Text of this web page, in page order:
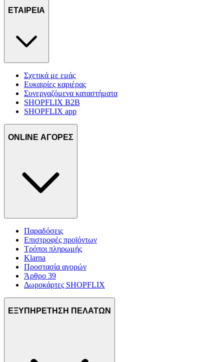
ΕΤΑΙΡΕΙΑ
Σχετικά με εμάς
Ευκαιρίες καριέρας
Συνεργαζόμενα καταστήματα
SHOPFLIX B2B
SHOPFLIX app
ONLINE ΑΓΟΡΕΣ
Παραδόσεις
Επιστροφές προϊόντων
Τρόποι πληρωμής
Klarna
Προστασία αγορών
Άρθρο 39
Δωροκάρτες SHOPFLIX
ΕΞΥΠΗΡΕΤΗΣΗ ΠΕΛΑΤΩΝ